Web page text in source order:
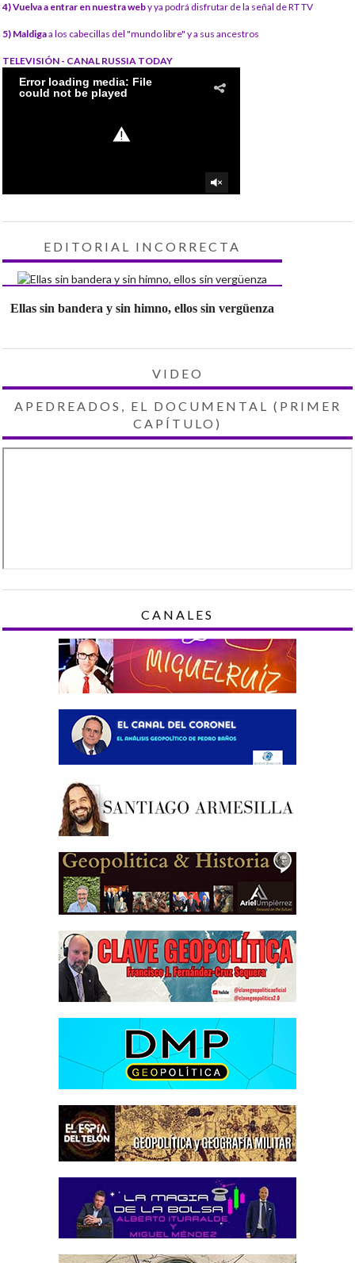
4) Vuelva a entrar en nuestra weby ya podrá disfrutar de la señal de RT TV
5) Maldigaa los cabecillas del "mundo libre" y a sus ancestros
TELEVISIÓN - CANAL RUSSIA TODAY
EDITORIAL INCORRECTA
Ellas sin bandera y sin himno, ellos sin vergüenza
VIDEO
APEDREADOS, EL DOCUMENTAL (PRIMER
CAPÍTULO)
CANALES